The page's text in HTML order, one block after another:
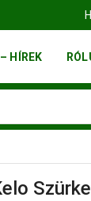
HÍREK